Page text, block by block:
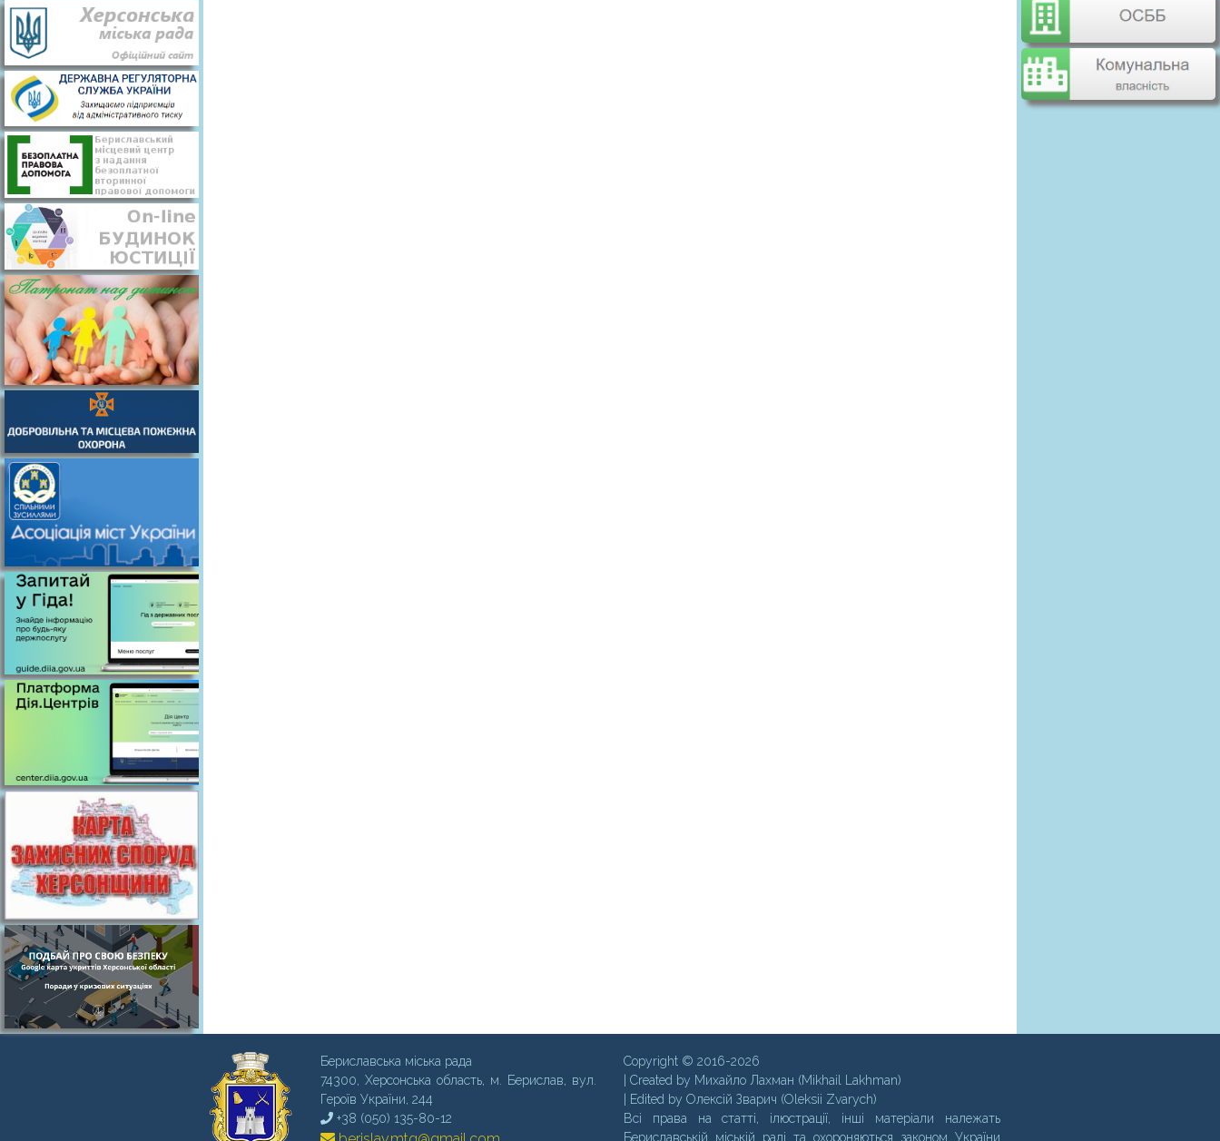
Бериславська міська рада
74300, Херсонська область, м. Бериcлав, вул.
Героїв України, 244
+38 (050) 135-80-12
Copyright © 2016-2026
| Created by Михайло Лахман (Mikhail Lakhman)
| Edited by Олексій Зварич (Oleksii Zvarych)
Всі права на статті, ілюстрації, інші матеріали належать
Бериславській міській раді та охороняються законом України